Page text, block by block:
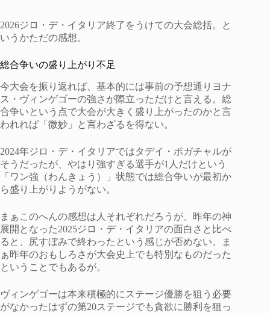
2026ジロ・デ・イタリア終了をうけての大会総括。と
いうかただの感想。
総合争いの盛り上がり不足
今大会を振り返れば、基本的には事前の予想通りヨナ
ス・ヴィンゲゴーの強さが際立っただけと言える。総
合争いという点で大会が大きく盛り上がったのかと言
われれば「微妙」と言わざるを得ない。
2024年ジロ・デ・イタリアではタデイ・ポガチャルが
そうだったが、やはり強すぎる選手が1人だけという
「ワン強（わんきょう）」状態では総合争いが最初か
ら盛り上がりようがない。
まぁこのへんの感想は人それぞれだろうが、昨年の神
展開となった2025ジロ・デ・イタリアの面白さと比べ
ると、尻すぼみで終わったという感じが否めない。ま
ぁ昨年のおもしろさが大会史上でも特別なものだった
ということでもあるが。
ヴィンゲゴーは本来積極的にステージ優勝を狙う必要
がなかったはずの第20ステージでも貪欲に勝利を狙っ